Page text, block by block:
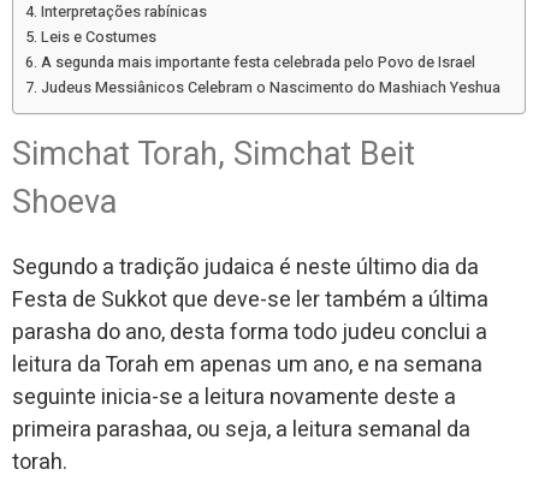
Interpretações rabínicas
Leis e Costumes
A segunda mais importante festa celebrada pelo Povo de Israel
Judeus Messiânicos Celebram o Nascimento do Mashiach Yeshua
Simchat Torah, Simchat Beit
Shoeva
Segundo a tradição judaica é neste último dia da
Festa de Sukkot que deve-se ler também a última
parasha do ano, desta forma todo judeu conclui a
leitura da Torah em apenas um ano, e na semana
seguinte inicia-se a leitura novamente deste a
primeira parashaa, ou seja, a leitura semanal da
torah.